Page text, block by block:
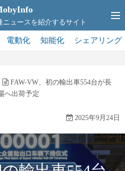
ュースを紹介するサイト
電動化 知能化 シェアリング
FAW-VW、初の輸出車554台が長
へ出荷予定
2025年9月24日